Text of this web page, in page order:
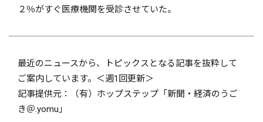
２％がすぐ医療機関を受診させていた。
最近のニュースから、トピックスとなる記事を抜粋して
ご案内しています。＜週1回更新＞
記事提供元：（有）ホップステップ「新聞・経済のうご
き＠.yomu」